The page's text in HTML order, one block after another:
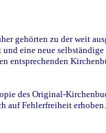
gehörten zu der weit
eine neue
des Original-
auf Fehlerfreiheit erhoben.